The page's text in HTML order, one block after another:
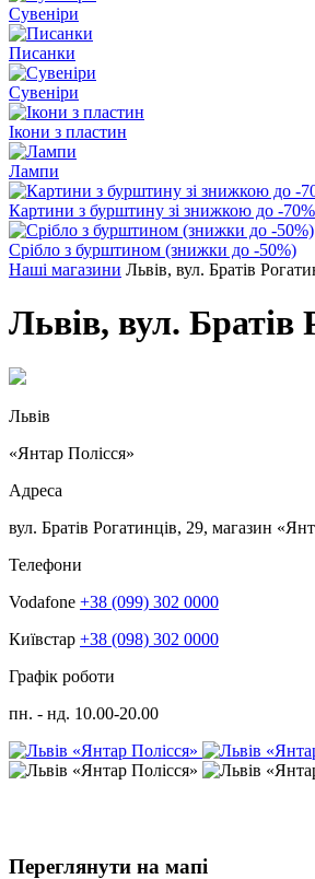
Сувеніри
Писанки
Сувеніри
Ікони з пластин
Лампи
Картини з бурштину зі знижкою до -70%
Срібло з бурштином (знижки до -50%)
Наші магазини Львів, вул. Братів
Львів, вул. Братів
Львів
«Янтар Полісся»
Адреса
вул. Братів Рогатинців, 29, магазин
Телефони
Vodafone +38 (099) 302 0000
Київстар +38 (098) 302 0000
Графік роботи
пн. - нд. 10.00-20.00
Переглянути на мапі